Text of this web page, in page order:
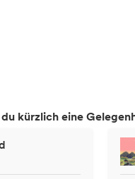
kürzlich eine